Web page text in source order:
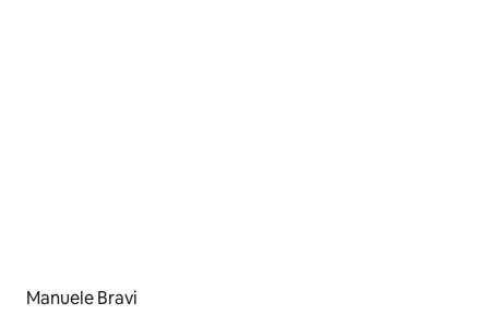
Manuele Bravi